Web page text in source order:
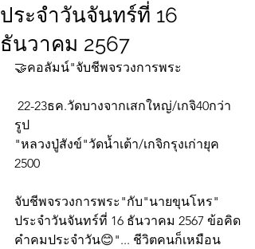
ประจำวันจันทร์ที่ 16
ธันวาคม 2567
🤝คอลัมน์"จับชีพจรวงการพระ
รูป
"หลวงปู่สังข์"วัดน้ำเต้า/เกจิกรุงเก่ายุค
2500
จับชีพจรวงการพระ"กับ"นายขุนโหร"
ประจำวันจันทร์ที่ 16 ธันวาคม 2567 ข้อคิด
คำคมประจำวัน😊"... ชีวิตคนก็เหมือน